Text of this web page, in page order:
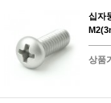
십자
상품